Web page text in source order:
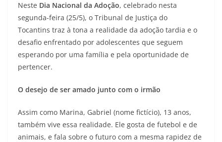
Neste Dia Nacional da Adoção, celebrado nesta
segunda-feira (25/5), o Tribunal de Justiça do
Tocantins traz à tona a realidade da adoção tardia e o
desafio enfrentado por adolescentes que seguem
esperando por uma família e pela oportunidade de
pertencer.
O desejo de ser amado junto com o irmão
Assim como Marina, Gabriel (nome fictício), 13 anos,
também vive essa realidade. Ele gosta de futebol e de
animais, e fala sobre o futuro com a mesma rapidez de